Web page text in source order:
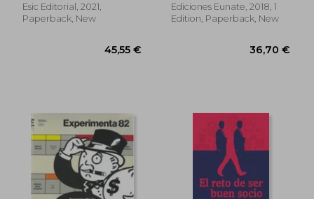
Esic Editorial, 2021,
Paperback, New
Ediciones Eunate, 2018, 1
Edition, Paperback, New